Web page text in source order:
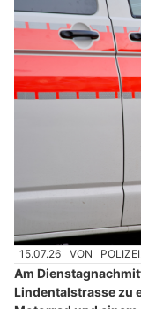
15.07.26 VON
Am
Lindentalstrasse zu